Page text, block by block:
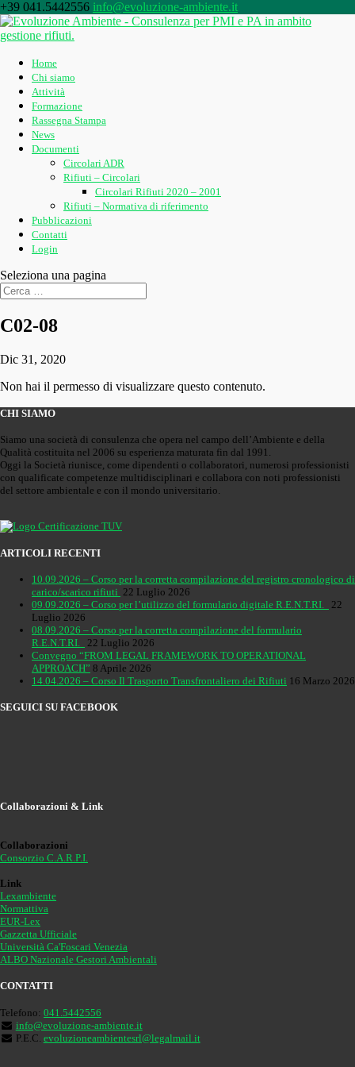
+39 041.5442556 info@evoluzione-ambiente.it
Home
Chi siamo
Attività
Formazione
Rassegna Stampa
News
Documenti
Circolari ADR
Rifiuti – Circolari
Circolari Rifiuti 2020 – 2001
Rifiuti – Normativa di riferimento
Pubblicazioni
Contatti
Login
Seleziona una pagina
C02-08
Dic 31, 2020
Non hai il permesso di visualizzare questo contenuto.
CHI SIAMO
Siamo una società di consulenza che opera nel campo dell’Ambiente e della
Qualità costituita nel 2006 su esperienza maturata fin dal 1991.
Oggi la Società riunisce, come dipendenti o collaboratori, numerosi professionisti
con qualificate competenze multidisciplinari e collabora con noti professionisti
del settore ambientale e con il mondo universitario.
ARTICOLI RECENTI
10.09.2026 – Corso per la corretta compilazione del registro cronologico di
carico/scarico rifiuti 22 Luglio 2026
09.09.2026 – Corso per l’utilizzo del formulario digitale R.E.N.T.RI.
22
Luglio 2026
08.09.2026 – Corso per la corretta compilazione del formulario
R.E.N.T.RI.
22 Luglio 2026
Convegno “FROM LEGAL FRAMEWORK TO OPERATIONAL
APPROACH” 8 Aprile 2026
14.04.2026 – Corso Il Trasporto Transfrontaliero dei Rifiuti 16 Marzo 2026
SEGUICI SU FACEBOOK
Collaborazioni & Link
Collaborazioni
Consorzio C.A.R.P.I.
Link
Lexambiente
Normattiva
EUR-Lex
Gazzetta Ufficiale
Università Ca'Foscari Venezia
ALBO Nazionale Gestori Ambientali
CONTATTI
Telefono: 041.5442556
info@evoluzione-ambiente.it
P.E.C. evoluzioneambientesrl@legalmail.it